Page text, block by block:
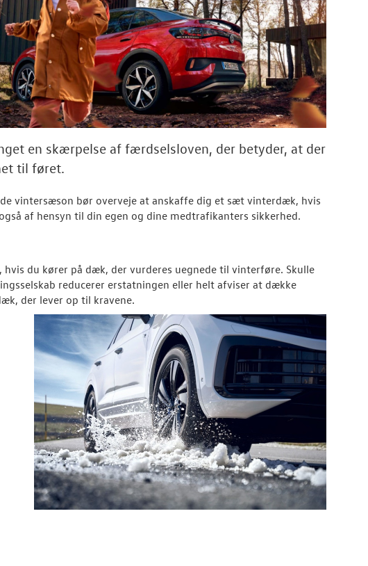
en skærpelse af færdselsloven, der betyder, at der
til føret.
vintersæson bør overveje at anskaffe dig et sæt vinterdæk, hvis
af hensyn til din egen og dine medtrafikanters sikkerhed.
du kører på dæk, der vurderes uegnede til vinterføre. Skulle
reducerer erstatningen eller helt afviser at dække
der lever op til kravene.